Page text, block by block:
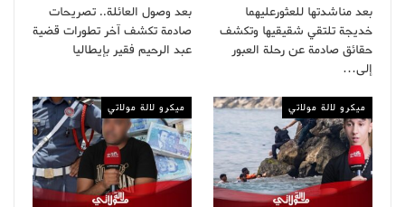
بعد مناشدتها للعثورعليهما
خديجة تلتقي شقيقيها وتكشف
حقائق صادمة عن رحلة العبور
إلى…
بعد وصول العائلة.. تصريحات
صادمة تكشف آخر تطورات قضية
عبد الرحيم فقير بإيطاليا
ميكرو لالة مولاتي ميكرو لالة مولاتي